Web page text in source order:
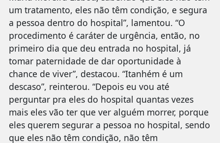
um tratamento, eles não têm condição, e segura
a pessoa dentro do hospital”, lamentou. “O
procedimento é caráter de urgência, então, no
primeiro dia que deu entrada no hospital, já
tomar paternidade de dar oportunidade à
chance de viver”, destacou. “Itanhém é um
descaso”, reinterou. “Depois eu vou até
perguntar pra eles do hospital quantas vezes
mais eles vão ter que ver alguém morrer, porque
eles querem segurar a pessoa no hospital, sendo
que eles não têm condição, não têm